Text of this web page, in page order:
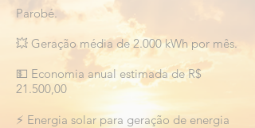
Parobé.
💥 Geração média de 2.000 kWh por mês.
💵 Economia anual estimada de R$
21.500,00
⚡ Energia solar para geração de energia